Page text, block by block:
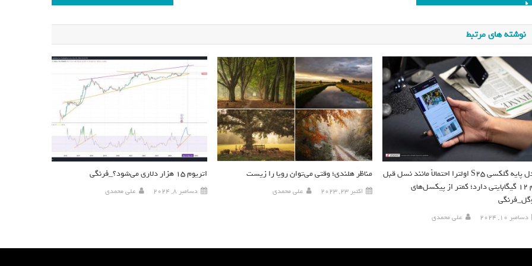
نوشته های مرتبط
اتریوم ۱۵ هزار دلاری می‌شود؟_فرنگی
دسامبر 8, 2024 علی محمدی
مناظر هلندی؛‌ وقتی می‌توان رویا را زیست
اکتبر 23, 2023 علی محمدی
مدل پایه گلکسی S25 اولترا احتمالاً مانند نسل قبل
رم ۱۲ گیگابایتی دارد؛ کمتر از پیکسل‌های
دسامبر 10, 2024 علی محمدی